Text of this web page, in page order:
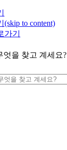
to content)
가기
엇을 찾고 계세요?